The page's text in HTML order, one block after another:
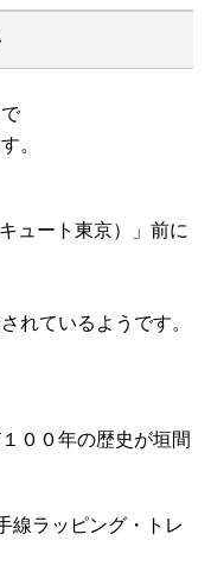
。
ュート東京）」前に
れているようです。
００年の歴史が垣間
線ラッピング・トレ